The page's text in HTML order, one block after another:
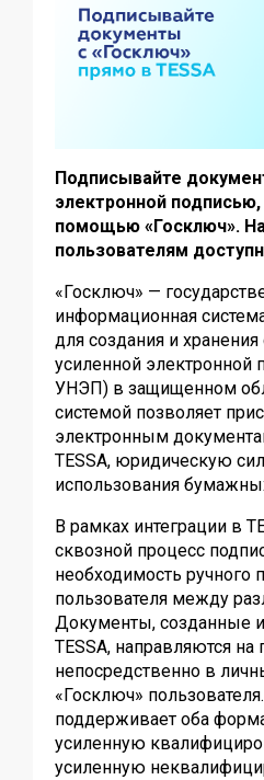
Подписывайте
электронной
помощью «Госключ».
пользователям
«Госключ» —
информационная
для создания и
усиленной электронной
УНЭП) в защищенном
системой позволяет
электронным
TESSA, юридическую
использования
В рамках интеграции в
сквозной процесс
необходимость ручного
пользователя между
Документы, созданные
TESSA, направляются на
непосредственно в
«Госключ»
поддерживает оба
усиленную
усиленную